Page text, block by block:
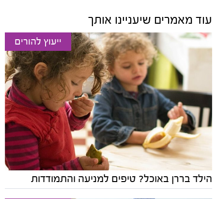
עוד מאמרים שיעניינו אותך
ייעוץ להורים
הילד בררן באוכל? טיפים למניעה והתמודדות